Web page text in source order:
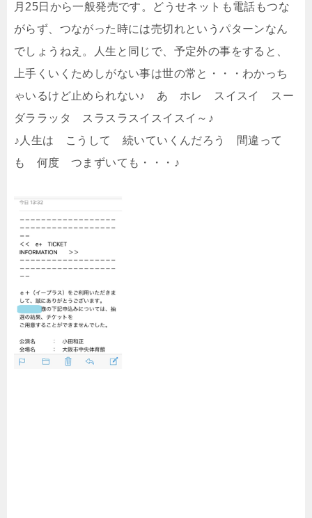
月25日から一般発売です。どうせネットも電話もつな
がらず、つながった時には売切れというパターンなん
でしょうねえ。人生と同じで、予定外の事をすると、
上手くいくためしがない事は世の常と・・・わかっち
ゃいるけど止められない♪ あ ホレ スイスイ スー
ダララッタ スラスラスイスイスイ～♪
♪人生は こうして 続いていくんだろう 間違って
も 何度 つまずいても・・・♪